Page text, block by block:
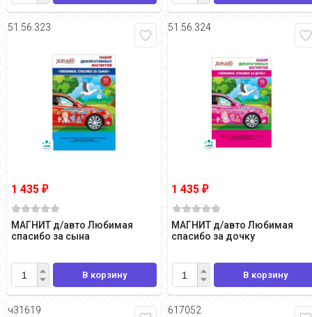
51.56.323
1 435 ₽
МАГНИТ д/авто Любимая
спасибо за сына
В корзину
51.56.324
1 435₽
МАГНИТ д/авто Любимая
спасибо за дочку
В корзину
ч31619 617052